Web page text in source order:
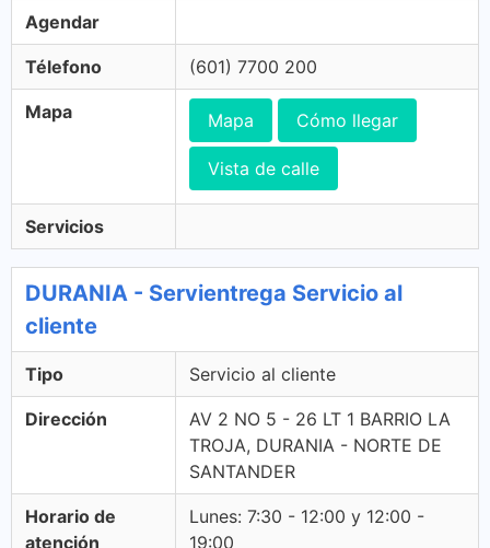
Agendar
Télefono (601) 7700 200
Mapa Mapa Cómo llegar
Vista de calle
Servicios
DURANIA - Servientrega Servicio al
cliente
Tipo Servicio al cliente
Dirección
AV 2 NO 5 - 26 LT 1 BARRIO LA
TROJA, DURANIA - NORTE DE
SANTANDER
Horario de
atención
Lunes: 7:30 - 12:00 y 12:00 -
19:00